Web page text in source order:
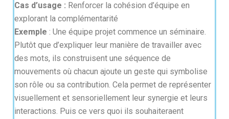
Cas d’usage : Renforcer la cohésion d’équipe en
explorant la complémentarité
Exemple : Une équipe projet commence un séminaire.
Plutôt que d’expliquer leur manière de travailler avec
des mots, ils construisent une séquence de
mouvements où chacun ajoute un geste qui symbolise
son rôle ou sa contribution. Cela permet de représenter
visuellement et sensoriellement leur synergie et leurs
interactions. Puis ce vers quoi ils souhaiteraent